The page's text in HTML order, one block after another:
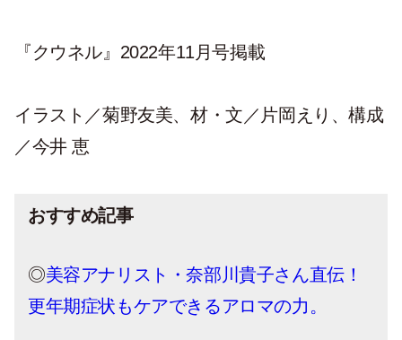
『クウネル』2022年11月号掲載
イラスト／菊野友美、材・文／片岡えり、構成
／今井 恵
おすすめ記事
◎美容アナリスト・奈部川貴子さん直伝！
更年期症状もケアできるアロマの力。